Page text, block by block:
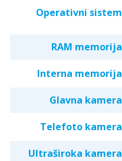
Operativni sistem
RAM memorija
Interna memorija
Glavna kamera
Telefoto kamera
Ultraširoka kamera